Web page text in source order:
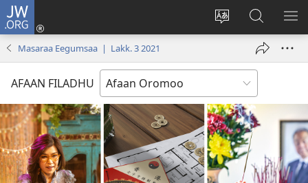
JW.ORG
Afaan
weebsaayitii
Gali
(opens
JW.ORG
Irraa
Barbaadi
Masaraa Eegumsaa | Lakk. 3 2021
AFAAN FILADHU